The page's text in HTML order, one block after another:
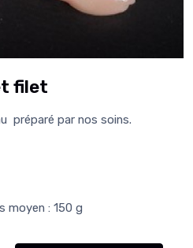
filet
préparé par nos soins.
moyen : 150 g